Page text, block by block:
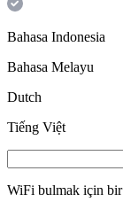
Bahasa Indonesia
Bahasa Melayu
Dutch
Tiếng Việt
WiFi bulmak için bir